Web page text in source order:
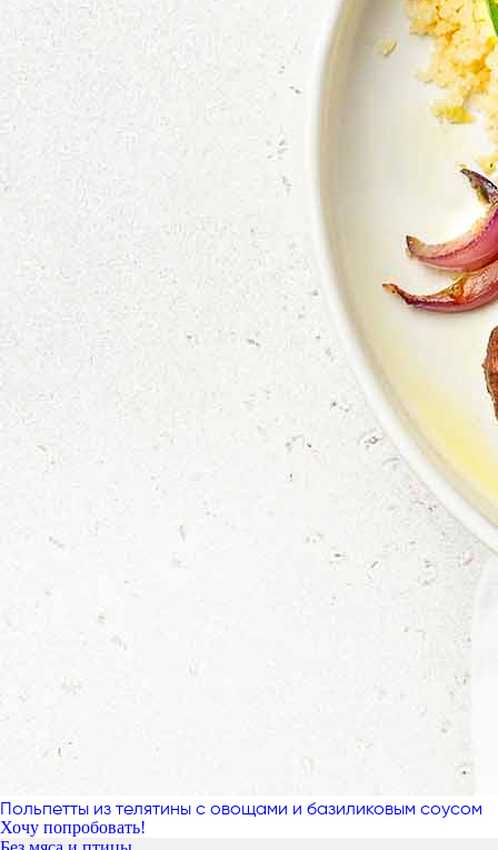
Польпетты из телятины с овощами и базиликовым соусом
Хочу попробовать!